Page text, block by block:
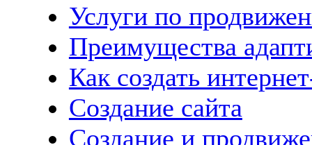
Услуги по
Преимущества
Как создать
Создание сайта
Создание и